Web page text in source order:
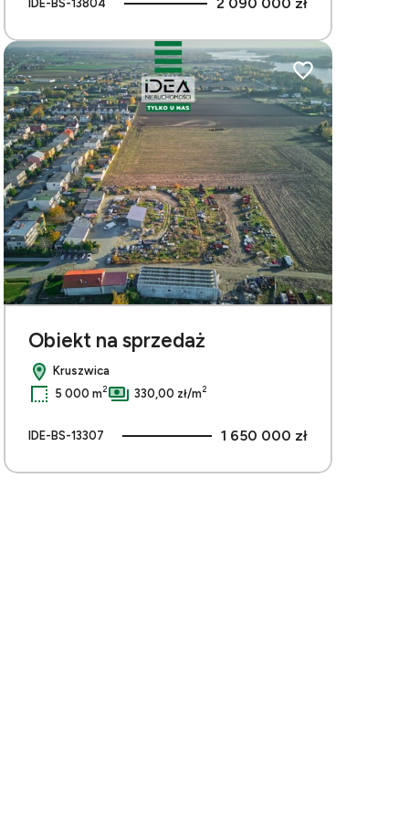
IDE-BS-13804
Dodaj do ulubionych
Obiekt na sprzedaż
Kruszwica
5 000 m2 330,00 zł/m2
IDE-BS-13307 1 650 000 zł